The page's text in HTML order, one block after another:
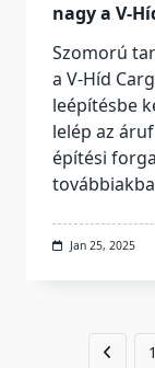
nagy a V-
Szomorú
a V-Híd
leépítésbe
lelép az
építési
Jan 25, 2025
1